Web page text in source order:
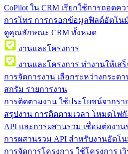
CoPilot ใน CRM เรียกใช้การถอดค
การโทร การกรอกข้อมูลฟิลด์อัตโน
ดูคุณลักษณะ CRM ทั้งหมด
งานและโครงการ
งานและโครงการ ทำงานให้เส
การจัดการงาน เลือกระหว่างกระด
สกรัม รายการงาน
การติดตามงาน ใช้ประโยชน์จากรา
สรุปงาน การติดตามเวลา โหมดโฟ
API และการผสานรวม เชื่อมต่องา
การผสานรวม API สำหรับงานอัตโ
การจัดการโครงการ ใช้โครงการ เ